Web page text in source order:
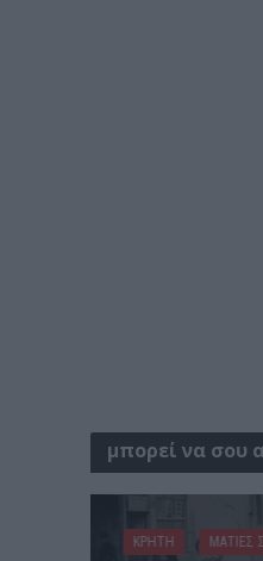
μπορεί να σου
ΚΡΗΤΗ ΜΑΤΙΕΣ